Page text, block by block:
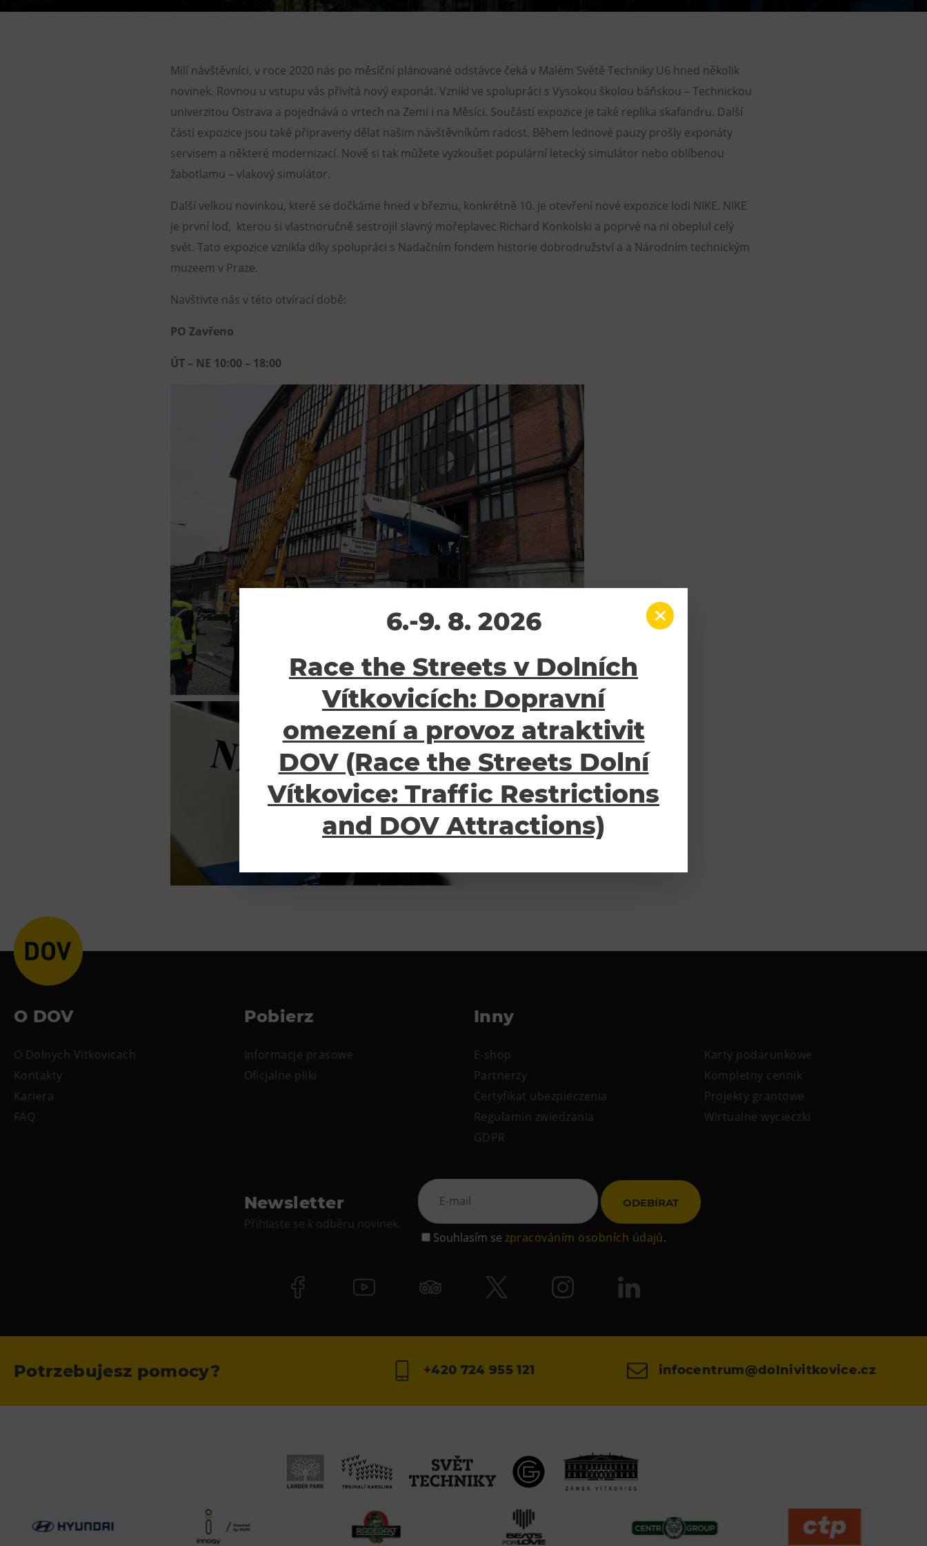
Bistropen
Catering
Milí návštěvníci, v roce 2020 nás po měsíční plánované odstávce čeká v Malém Světě Techniky U6 hned několik
novinek. Rovnou u vstupu vás přivítá nový exponát. Vznikl ve spolupráci s Vysokou školou báňskou – Technickou
univerzitou Ostrava a pojednává o vrtech na Zemi i na Měsíci. Součástí expozice je také replika skafandru. Další
části expozice jsou také připraveny dělat našim návštěvníkům radost. Během lednové pauzy prošly exponáty
servisem a některé modernizací. Nově si tak můžete vyzkoušet populární letecký simulátor nebo oblíbenou
žabotlamu – vlakový simulátor.
Další velkou novinkou, které se dočkáme hned v březnu, konkrétně 10. je otevření nové expozice lodi NIKE. NIKE
je první loď, kterou si vlastnoručně sestrojil slavný mořeplavec Richard Konkolski a poprvé na ni obeplul celý
svět. Tato expozice vznikla díky spolupráci s Nadačním fondem historie dobrodružství a a Národním technickým
muzeem v Praze.
Navštivte nás v této otvírací době:
PO Zavřeno
ÚT – NE 10:00 – 18:00
O DOV
O Dolnych Vitkovicach
Kontakty
Kariera
FAQ
Pobierz
Informacje prasowe
Oficjalne pliki
Inny
E-shop
Partnerzy
Certyfikat ubezpieczenia
Regulamin zwiedzania
GDPR
Karty podarunkowe
Kompletny cennik
Projekty grantowe
Wirtualne wycieczki
Newsletter
Přihlaste se k odběru novinek.
ODEBÍRAT
Souhlasím se zpracováním osobních údajů.
Potrzebujesz pomocy? +420 724 955 121 infocentrum@dolnivitkovice.cz
6.-9. 8. 2026
Race the Streets v Dolních
Vítkovicích: Dopravní
omezení a provoz atraktivit
DOV (Race the Streets Dolní
Vítkovice: Traffic Restrictions
and DOV Attractions)